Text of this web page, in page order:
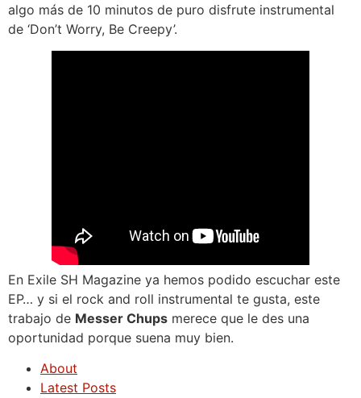
algo más de 10 minutos de puro disfrute instrumental
de ‘Don’t Worry, Be Creepy’.
En Exile SH Magazine ya hemos podido escuchar este
EP… y si el rock and roll instrumental te gusta, este
trabajo de Messer Chups merece que le des una
oportunidad porque suena muy bien.
About
Latest Posts